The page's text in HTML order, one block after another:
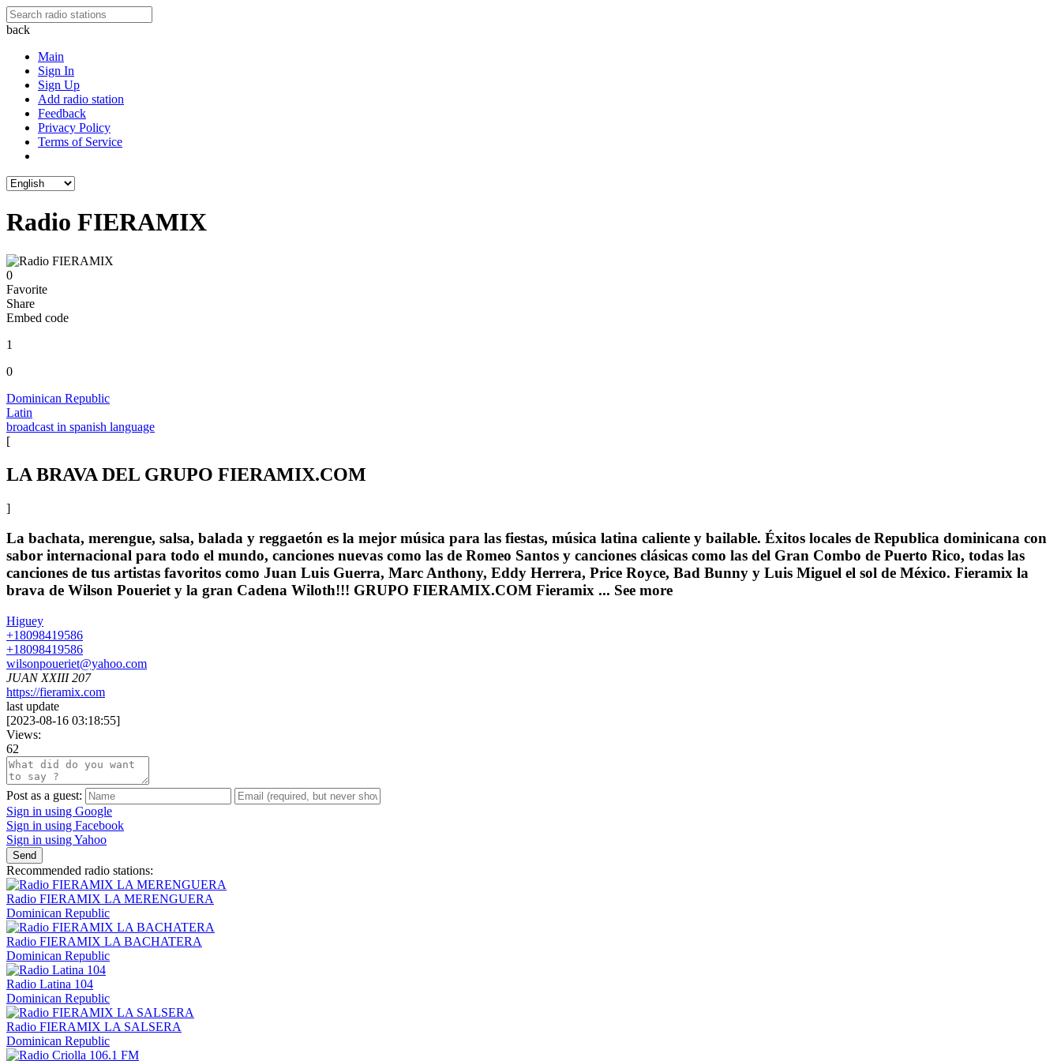
back
Main
Sign In
Sign Up
Add radio station
Feedback
Privacy Policy
Terms of Service
Radio FIERAMIX
0
Favorite
Share
Embed code
1
0
Dominican Republic
Latin
broadcast in spanish language
[
LA BRAVA DEL GRUPO FIERAMIX.COM
]
La bachata, merengue, salsa, balada y reggaetón es la mejor música para las fiestas, música latina caliente y bailable. Éxitos locales de Republica dominicana con
sabor internacional para todo el mundo, canciones nuevas como las de Romeo Santos y canciones clásicas como las del Gran Combo de Puerto Rico, todas las
canciones de tus artistas favoritos como Juan Luis Guerra, Marc Anthony, Eddy Herrera, Price Royce, Bad Bunny y Luis Miguel el sol de México. Fieramix la
brava de Wilson Poueriet y la gran Cadena Wiloth!!! GRUPO FIERAMIX.COM Fieramix ... See more
Higuey
+18098419586
+18098419586
wilsonpoueriet@yahoo.com
JUAN XXIII 207
https://fieramix.com
last update
[2023-08-16 03:18:55]
Views:
62
Post as a guest:
Sign in using Google
Sign in using Facebook
Sign in using Yahoo
Send
Recommended radio stations:
Radio FIERAMIX LA MERENGUERA
Dominican Republic
Radio FIERAMIX LA BACHATERA
Dominican Republic
Radio Latina 104
Dominican Republic
Radio FIERAMIX LA SALSERA
Dominican Republic